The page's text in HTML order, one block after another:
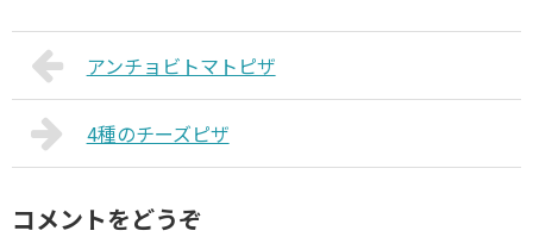
アンチョビトマトピザ
4種のチーズピザ
コメントをどうぞ